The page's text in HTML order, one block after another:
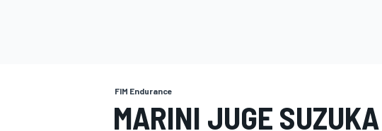
FIM Endurance
MARINI JUGE